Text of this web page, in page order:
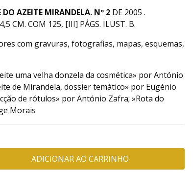
DO AZEITE MIRANDELA. Nº 2 DE 2005 .
CM. COM 125, [III] PÁGS. ILUST. B.
com gravuras, fotografias, mapas, esquemas,
uma velha donzela da cosmética» por António
de Mirandela, dossier temático» por Eugénio
de rótulos» por António Zafra; »Rota do
Morais